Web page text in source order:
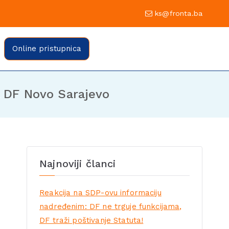
Sarajevo ks@fronta.ba
fronte Sarajevo
Online pristupnica
Novo Sarajevo
Najnoviji članci
Reakcija na SDP-ovu informaciju
nadređenim: DF ne trguje funkcijama,
DF traži poštivanje Statuta!